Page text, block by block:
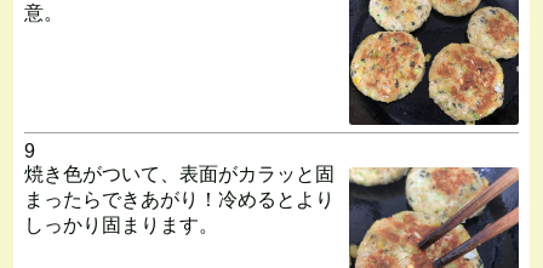
意。
9
焼き色がついて、表面がカラッと固
まったらできあがり！冷めるとより
しっかり固まります。